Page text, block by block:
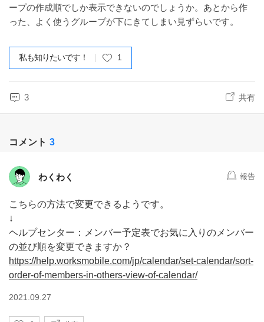
ープの作成順でしか表示できないのでしょうか。あとから作
った、よく使うグループが下にきてしまい見ずらいです。
私も知りたいです！ 1
3 共有
コメント 3
わくわく 報告
こちらの方法で変更できるようです。
↓
ヘルプセンター：メンバー予定表でお気に入りのメンバー
の並び順を変更できますか？
https://help.worksmobile.com/jp/calendar/set-calendar/sort-
order-of-members-in-others-view-of-calendar/
2021.09.27